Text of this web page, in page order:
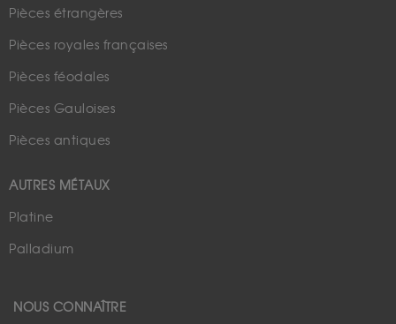
Pièces étrangères
Pièces royales françaises
Pièces féodales
Pièces Gauloises
Pièces antiques
AUTRES MÉTAUX
Platine
Palladium
NOUS CONNAÎTRE